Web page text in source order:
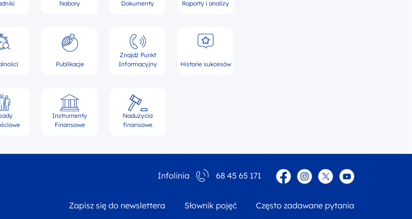
Nabory Dokumenty Raporty i analizy
Publikacje
Znajdź Punkt
Informacyjny
Historie sukcesów
Instrumenty
Finansowe
Nadużycia
finansowe
Infolinia 68 45 65 171 FacebookInstagram
TwitterYouTube
Zapisz się do newslettera Słownik pojęć Często zadawane pytania